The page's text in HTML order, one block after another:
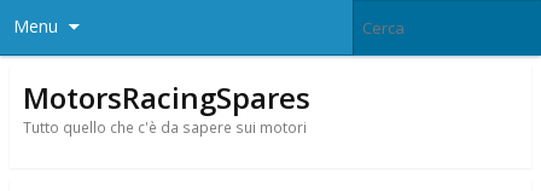
Menu
MotorsRacingSpares
Tutto quello che c'è da sapere sui motori